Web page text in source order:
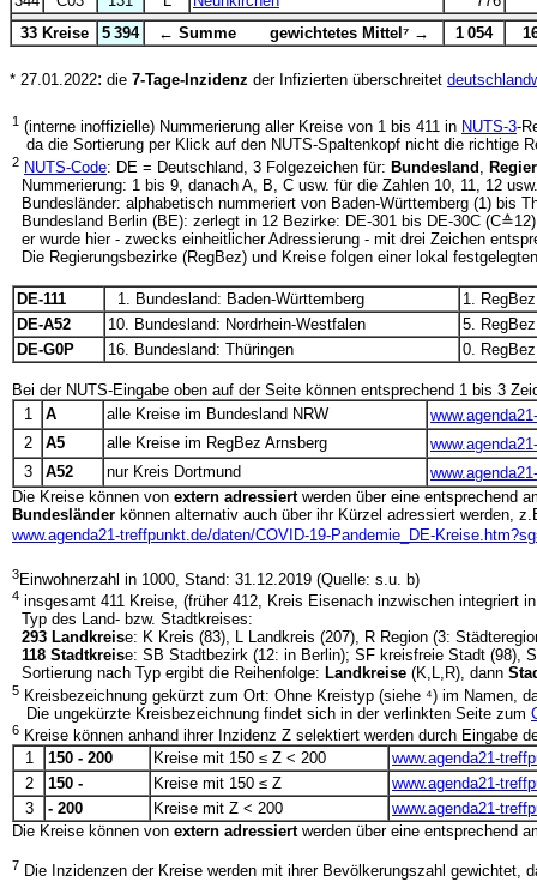
33 Kreise
5 394 ← Summe gewichtetes Mittel⁷ → 1 054
* 27.01.2022: die 7-Tage-Inzidenz der Infizierten überschreitet
1 (interne inoffizielle) Nummerierung aller Kreise von 1 bis 411 in NUTS-3-
da die Sortierung per Klick auf den NUTS-Spaltenkopf nicht die richtige
2 NUTS-Code: DE = Deutschland, 3 Folgezeichen für: Bundesland
Nummerierung: 1 bis 9, danach A, B, C usw. für die Zahlen 10, 11, 12 usw.
Bundesländer: alphabetisch nummeriert von Baden-Württemberg (1) bis
Bundesland Berlin (BE): zerlegt in 12 Bezirke: DE-301 bis DE-30C
er wurde hier - zwecks einheitlicher Adressierung - mit drei Zeichen
Die Regierungsbezirke (RegBez) und Kreise folgen einer lokal
DE-111 1. Bundesland: Baden-Württemberg
1.
DE-A52
10. Bundesland: Nordrhein-Westfalen
5.
DE-G0P
16. Bundesland: Thüringen 0.
Bei der NUTS-Eingabe oben auf der Seite können entsprechend 1 bis 3
1
A alle Kreise im Bundesland NRW
2
A5 alle Kreise im RegBez Arnsberg
3
A52 nur Kreis Dortmund
Die Kreise können von extern adressiertwerden über eine entsprechend
Bundesländer können alternativ auch über ihr Kürzel adressiert werden,
www.agenda21-treffpunkt.de/daten/COVID-19-Pandemie_DE-
3Einwohnerzahl in 1000, Stand: 31.12.2019 (Quelle: s.u. b)
4 insgesamt 411 Kreise, (früher 412, Kreis Eisenach inzwischen integriert
Typ des Land- bzw. Stadtkreises:
293 Landkreise: K Kreis (83), L Landkreis (207), R Region (3:
118 Stadtkreise: SB Stadtbezirk (12: in Berlin); SF kreisfreie Stadt (98),
Sortierung nach Typ ergibt die Reihenfolge: Landkreise (K,L,R), dann
5 Kreisbezeichnung gekürzt zum Ort: Ohne Kreistyp (siehe ⁴) im Namen,
Die ungekürzte Kreisbezeichnung findet sich in der verlinkten Seite zum
6 Kreise können anhand ihrer Inzidenz Z selektiert werden durch Eingabe
1
150 - 200 Kreise mit 150 ≤ Z < 200
www.agenda21-
2
150 - Kreise mit 150 ≤ Z
www.agenda21-
3
- 200 Kreise mit Z < 200
www.agenda21-
Die Kreise können von extern adressiertwerden über eine entsprechend
7 Die Inzidenzen der Kreise werden mit ihrer Bevölkerungszahl